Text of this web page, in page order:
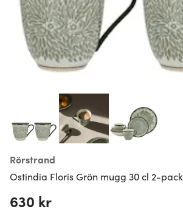
Rörstrand
Ostindia Floris Grön mugg 30 cl 2-pack
630 kr